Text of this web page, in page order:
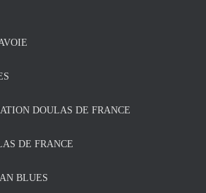
DOULAS DE FRANCE
DE FRANCE
BLUES